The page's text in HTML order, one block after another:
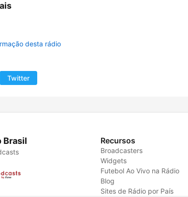
desta rádio
Twitter
Brasil Recursos
Broadcasters
Widgets
Futebol Ao Vivo na Rádio
Blog
Sites de Rádio por País